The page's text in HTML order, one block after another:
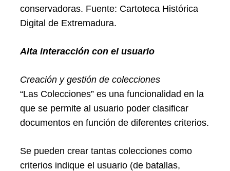
conservadoras. Fuente: Cartoteca Histórica
Digital de Extremadura.
Alta interacción con el usuario
Creación y gestión de colecciones
“Las Colecciones” es una funcionalidad en la
que se permite al usuario poder clasificar
documentos en función de diferentes criterios.
Se pueden crear tantas colecciones como
criterios indique el usuario (de batallas,